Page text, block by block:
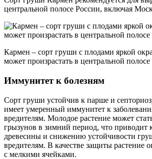
центральной полосе России, включая
Кармен – сорт груши с плодами яркой
может произрастать в центральной
Иммунитет к болезням
Сорт груши устойчив к парше и
имеет умеренный иммунитет к
вредителям. Молодое растение может
грызунов в зимний период, что приводит
древесины и снижению устойчивости
вредителям. В качестве защиты растение
с мелкими ячейками.